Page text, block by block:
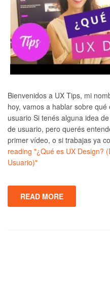
Bienvenidos a UX Tips, mi
hoy, vamos a hablar sobre
usuario Si tenés alguna idea
de usuario, pero querés
primer vídeo, o si trabajas ya
reading "¿Qué es UX Design?
Usuario)"
READ MORE